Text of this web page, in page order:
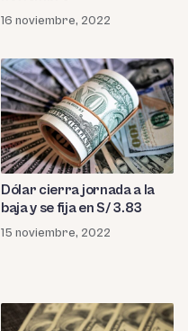
16 noviembre, 2022
Dólar cierra jornada a la
baja y se fija en S/ 3.83
15 noviembre, 2022